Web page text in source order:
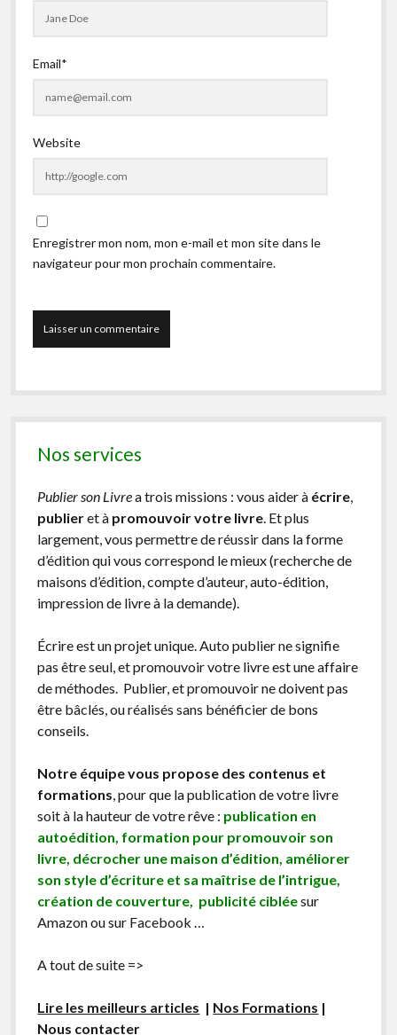
Email*
Website
Enregistrer mon nom, mon e-mail et mon site dans le
navigateur pour mon prochain commentaire.
Nos services
Publier son Livrea trois missions : vous aider à écrire,
publieret à promouvoir votre livre. Et plus
largement, vous permettre de réussir dans la forme
d’édition qui vous correspond le mieux (recherche de
maisons d’édition, compte d’auteur, auto-édition,
impression de livre à la demande).
Écrire est un projet unique. Auto publier ne signifie
pas être seul, et promouvoir votre livre est une affaire
de méthodes. Publier, et promouvoir ne doivent pas
être bâclés, ou réalisés sans bénéficier de bons
conseils.
Notre équipe vous propose des contenus et
formations, pour que la publication de votre livre
soit à la hauteur de votre rêve : publication en
autoédition, formation pour promouvoir son
livre, décrocher une maison d’édition, améliorer
son style d’écriture et sa maîtrise de l’intrigue,
création de couverture, publicité cibléesur
Amazon ou sur Facebook …
A tout de suite =>
Lire les meilleurs articles | Nos Formations |
Nous contacter